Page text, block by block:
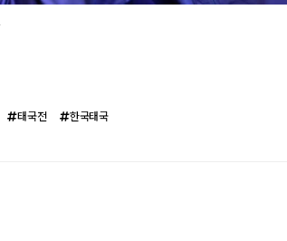
태국전 한국태국